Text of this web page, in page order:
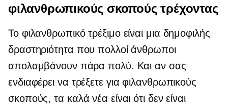
φιλανθρωπικούς σκοπούς τρέχοντας
Το φιλανθρωπικό τρέξιμο είναι μια δημοφιλής
δραστηριότητα που πολλοί άνθρωποι
απολαμβάνουν πάρα πολύ. Και αν σας
ενδιαφέρει να τρέξετε για φιλανθρωπικούς
σκοπούς, τα καλά νέα είναι ότι δεν είναι